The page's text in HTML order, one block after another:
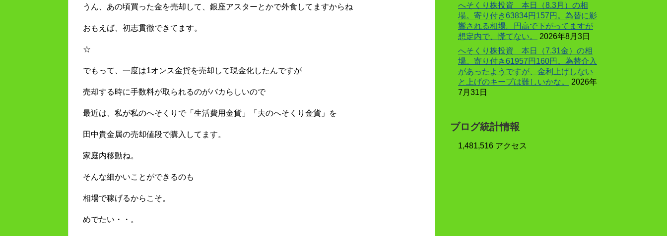
うん、あの頃買った金を売却して、銀座アスターとかで外食してますからね
おもえば、初志貫徹できてます。
☆
でもって、一度は1オンス金貨を売却して現金化したんですが
売却する時に手数料が取られるのがバカらしいので
最近は、私が私のへそくりで「生活費用金貨」「夫のへそくり金貨」を
田中貴金属の売却値段で購入してます。
家庭内移動ね。
そんな細かいことができるのも
相場で稼げるからこそ。
めでたい・・。
へそくり株投資 本日（8.3月）の相
場。寄り付き63834円157円。為替に影
響される相場。円高で下がってますが
想定内で、慌てない。
2026年8月3日
へそくり株投資 本日（7.31金）の相
場。寄り付き61957円160円。為替介入
があったようですが、金利上げしない
と上げのキープは難しいかな。
2026年
7月31日
ブログ統計情報
1,481,516 アクセス